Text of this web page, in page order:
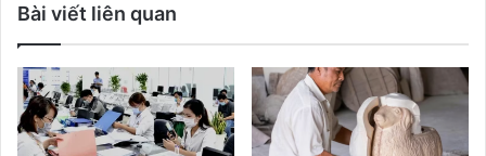
Bài viết liên quan